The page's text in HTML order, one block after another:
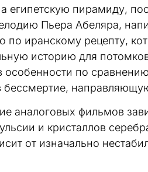
египетскую пирамиду,
Пьера Абеляра,
по иранскому рецепту,
историю для
особенности по
бессмертие,
аналоговых фильмов
и кристаллов
от изначально